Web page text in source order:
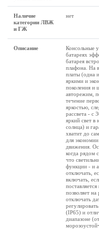
Наличие
категории ЛВЖ
и ГЖ
нет
Описание
Консольные
батареях
батарея
плафона. На
платы (одна
яркими и
поколения и
авторежим,
течение
яркостью,
рассвета - с
яркий свет в
солнца) и
хватит до
для
движения.
когда рядом
что
функции - и
отключать,
включать,
позволяет на
отключать
(IP65) и
диапазоне